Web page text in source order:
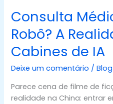
Consulta
Robô? A
Cabines de IA
Deixe um comentário /Blog
Parece cena de filme de
realidade na China: entrar
Consulta
Médica
com
um
Robô?
A
Realidade
das